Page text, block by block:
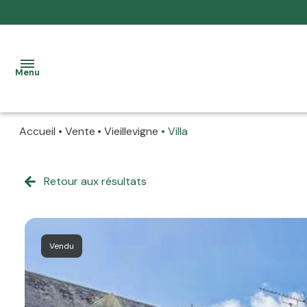
Menu
nos
biens
à la
location
location
allure
La
Accueil Vente Vieillevigne Villa
Retour aux résultats
Vendu